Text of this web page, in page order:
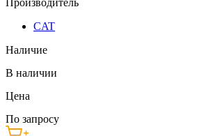
CAT
Наличие
В наличии
Цена
По запросу